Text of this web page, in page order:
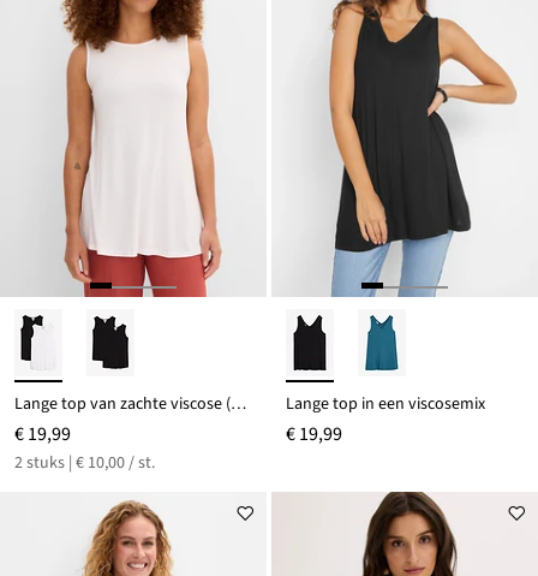
Lange top van zachte viscose (set van 2)
€ 19,99
2 stuks | € 10,00 / st.
Lange top in een viscosemix
€ 19,99